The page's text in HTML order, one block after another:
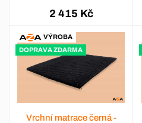
2 415 Kč
VÝROBA
DOPRAVA ZDARMA
Vrchní matrace černá -